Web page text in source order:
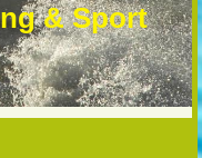
& Sport